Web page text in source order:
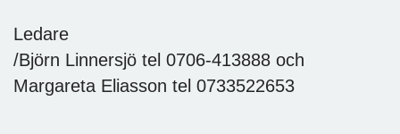
Ledare
/Björn Linnersjö tel 0706-413888 och
Margareta Eliasson tel 0733522653